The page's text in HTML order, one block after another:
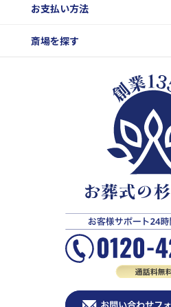
お支払い方法
斎場を探す